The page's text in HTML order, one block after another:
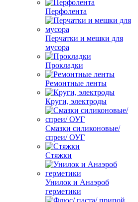
Перфолента
Перчатки и мешки для
мусора
Прокладки
Ремонтные ленты
Круги, электроды
Смазки силиконовые/
спреи/ ОУГ
Стяжки
Унилок и Анаэроб
герметики